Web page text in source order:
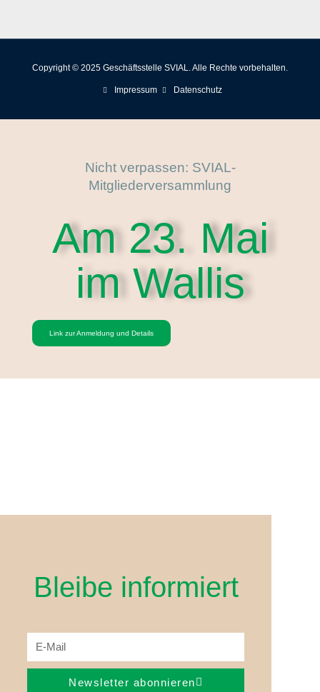
Copyright © 2025 Geschäftsstelle SVIAL. Alle Rechte vorbehalten.
Impressum Datenschutz
Nicht verpassen: SVIAL-
Mitgliederversammlung
Am 23. Mai
im Wallis
Link zur Anmeldung und Details
Bleibe informiert
Newsletter abonnieren